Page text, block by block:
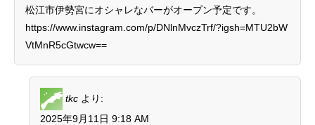
松江市伊勢宮にオシャレなバーがオープン予定です。
https://www.instagram.com/p/DNlnMvczTrf/?igsh=MTU2bW
VtMnR5cGtwcw==
tkc より:
2025年9月11日 9:18 AM